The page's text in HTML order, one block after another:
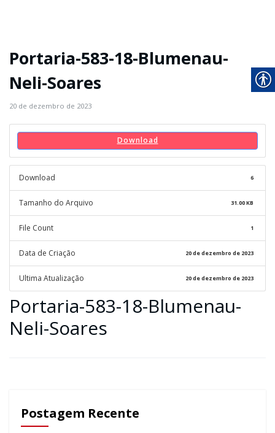
Portaria-583-18-Blumenau-
Neli-Soares
20 de dezembro de 2023
Download
Download 6
Tamanho do Arquivo 31.00 KB
File Count 1
Data de Criação 20 de dezembro de 2023
Ultima Atualização 20 de dezembro de 2023
Portaria-583-18-Blumenau-
Neli-Soares
Postagem Recente